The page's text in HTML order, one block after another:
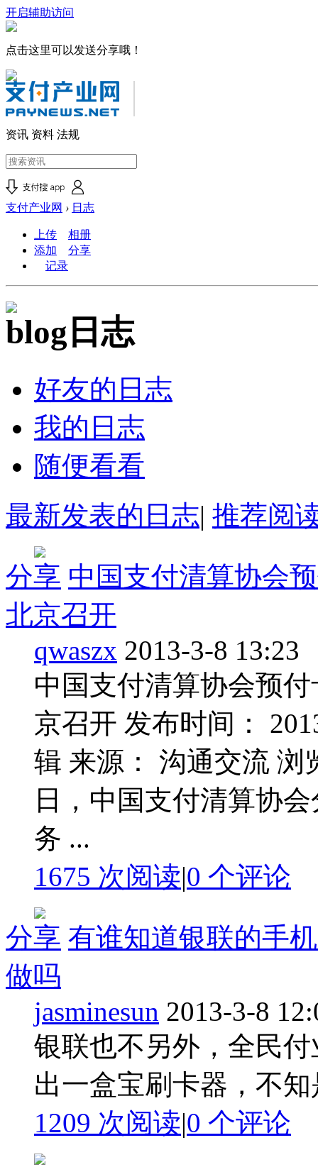
开启辅助访问
点击这里可以发送分享哦！
资讯 资料 法规
支付产业网 › 日志
上传
相册
添加
分享
记录
日志
好友的日志
我的日志
随便看看
最新发表的日志| 推荐阅
分享 中国支付清算协会
北京召开
qwaszx 2013-3-8 13:23
中国支付清算协会预
京召开 发布时间：
辑 来源： 沟通交流 浏
日，中国支付清算协
务 ...
1675 次阅读|0 个评论
分享 有谁知道银联的手
做吗
jasminesun 2013-3-8
银联也不另外，全民
出一盒宝刷卡器，不
1209 次阅读|0 个评论